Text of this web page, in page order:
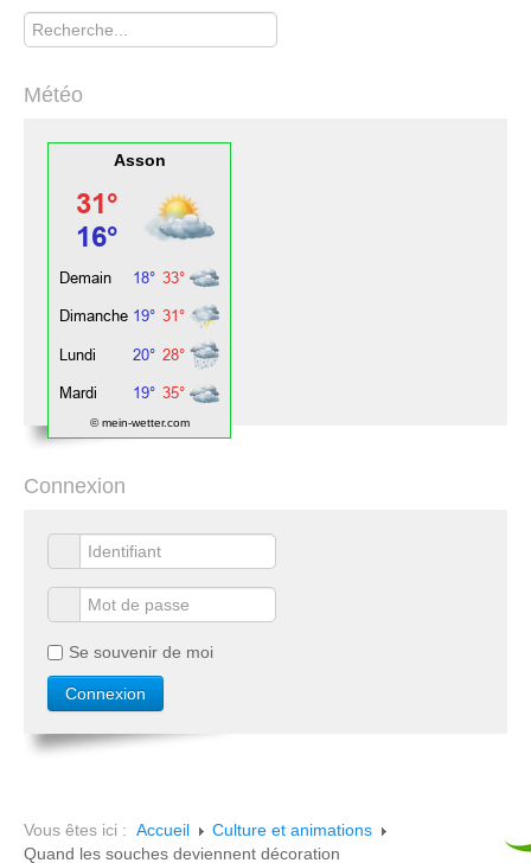
Rechercher
Météo
Asson
© mein-wetter.com
Connexion
Se souvenir de moi
Vous êtes ici : Accueil
Culture et animations
Quand les souches deviennent décoration